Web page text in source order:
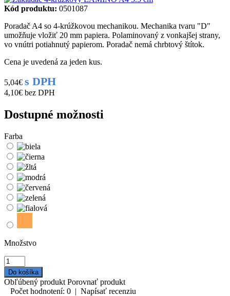
Kód produktu: 0501087
Poradač A4 so 4-krúžkovou mechanikou. Mechanika tvaru "D"
umožňuje vložiť 20 mm papiera. Polaminovaný z vonkajšej strany,
vo vnútri potiahnutý papierom. Poradač nemá chrbtový štítok.
Cena je uvedená za jeden kus.
5,04€ s DPH
4,10€ bez DPH
Dostupné možnosti
Farba
Množstvo
Obľúbený produkt Porovnať produkt
Počet hodnotení: 0 | Napísať recenziu